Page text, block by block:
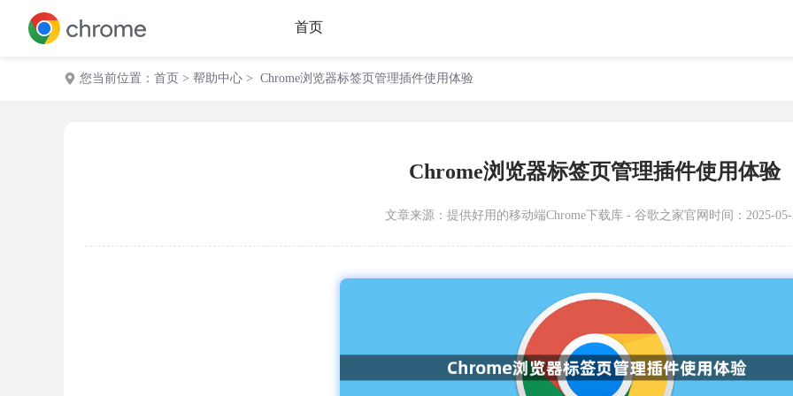
首页
您当前位置： 首页 > 帮助中心 > Chrome浏览器标签页管理插件使用体验
Chrome浏览器标签页管理插件使用体验
文章来源： 提供好用的移动端Chrome下载库 - 谷歌之家官网 时间：2025-